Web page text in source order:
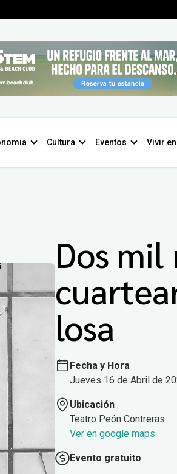
Cultura Eventos Vivir
Dos
losa
Fecha y Hora
Jueves 16 de Abril de
Ubicación
Teatro Peón Contreras
Ver en google maps
Evento gratuito